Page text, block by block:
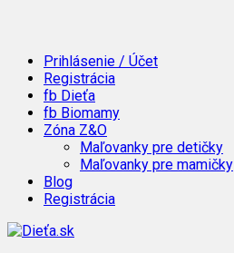
Prihlásenie / Účet
Registrácia
fb Dieťa
fb Biomamy
Zóna Z&O
Maľovanky pre detičky
Maľovanky pre mamičky
Blog
Registrácia